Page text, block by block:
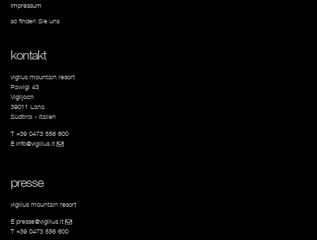
Impressum
so finden Sie uns
kontakt
vigilus mountain resort
Pawigl 43
Vigiljoch
39011 Lana
Südtirol - Italien
T +39 0473 556 600
E info@vigilius.it(link sends e-mail)
presse
vigilius mountain resort
E presse@vigilius.it(link sends e-mail)
T +39 0473 556 600